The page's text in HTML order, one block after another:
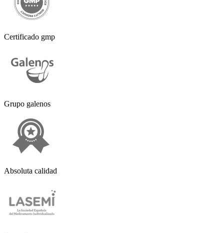
Certificado gmp
Grupo galenos
Absoluta calidad